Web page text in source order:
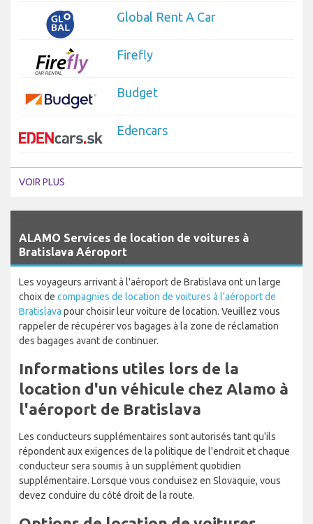
Global Rent A Car
Firefly
Budget
Edencars
VOIR PLUS
ALAMO Services de location de voitures à
Bratislava Aéroport
Les voyageurs arrivant à l'aéroport de Bratislava ont un large
choix de compagnies de location de voitures à l'aéroport de
Bratislava pour choisir leur voiture de location. Veuillez vous
rappeler de récupérer vos bagages à la zone de réclamation
des bagages avant de continuer.
Informations utiles lors de la
location d'un véhicule chez Alamo à
l'aéroport de Bratislava
Les conducteurs supplémentaires sont autorisés tant qu'ils
répondent aux exigences de la politique de l'endroit et chaque
conducteur sera soumis à un supplément quotidien
supplémentaire. Lorsque vous conduisez en Slovaquie, vous
devez conduire du côté droit de la route.